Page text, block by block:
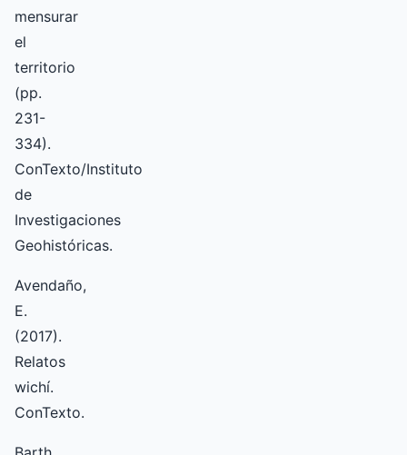
mensurar
el
territorio
(pp.
231-
334).
ConTexto/Instituto
de
Investigaciones
Geohistóricas.
Avendaño,
E.
(2017).
Relatos
wichí.
ConTexto.